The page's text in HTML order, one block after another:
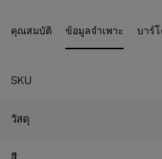
ทนทานเหมือนกระเป๋าเดินทาง
- ตาข่ายตาข่ายระบายอากาศ
- ซิปขนาดใหญ่และซิปคู่เรียบแ
- ขนาด: 18.5 x 11.5 x 7.0 ซม.
- การจัดเก็บ: พื้นที่หลัก / กระเ
คุณสมบัติ ข้อมูลจำเพาะ บาร์
SKU
วัสดุ